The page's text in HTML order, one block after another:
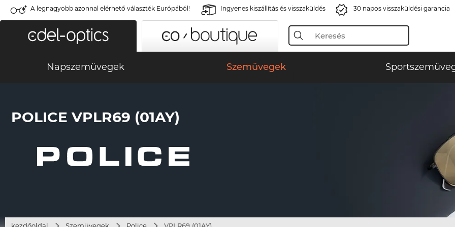
A legnagyobb azonnal elérhető választék Európából! Ingyenes kiszállítás és visszaküldés 30 napos visszaküldési garancia
Napszemüvegek Szemüvegek
POLICE VPLR69 (01AY)